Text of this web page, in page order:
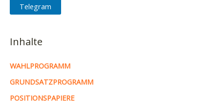
Telegram
Inhalte
WAHLPROGRAMM
GRUNDSATZPROGRAMM
POSITIONSPAPIERE